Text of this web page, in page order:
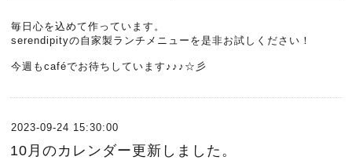
毎日心を込めて作っています。
serendipityの自家製ランチメニューを是非お試しください！
今週もcaféでお待ちしています♪♪♪☆彡
2023-09-24 15:30:00
10月のカレンダー更新しました。